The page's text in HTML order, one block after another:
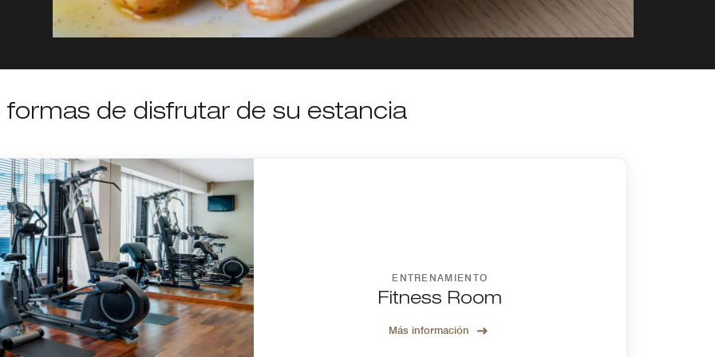
formas de disfrutar de su estancia
ENTRENAMIENTO
Fitness Room
Más información